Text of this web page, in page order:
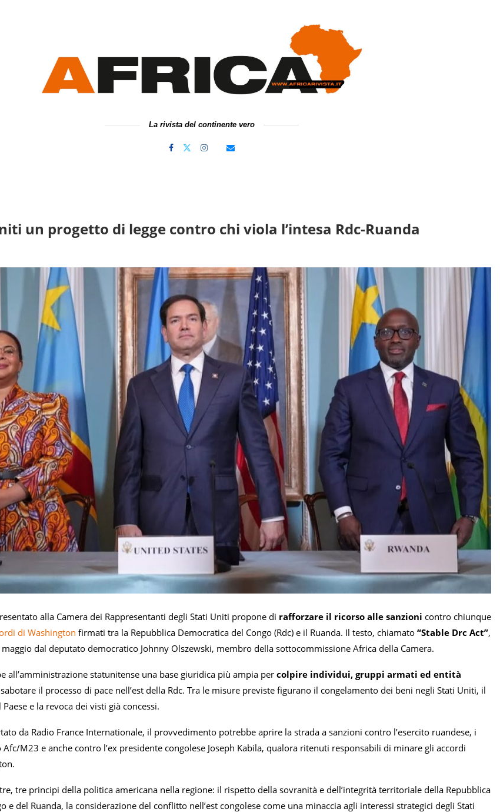
La rivista del continente vero
un progetto di legge contro chi viola l’intesa Rdc-Ruanda
alla Camera dei Rappresentanti degli Stati Uniti propone di rafforzare il ricorso alle sanzioni contro chiunque
di Washington firmati tra la Repubblica Democratica del Congo (Rdc) e il Ruanda. Il testo, chiamato “Stable Drc Act”,
dal deputato democratico Johnny Olszewski, membro della sottocommissione Africa della Camera.
all’amministrazione statunitense una base giuridica più ampia per colpire individui, gruppi armati ed entità
il processo di pace nell’est della Rdc. Tra le misure previste figurano il congelamento dei beni negli Stati Uniti, il
e la revoca dei visti già concessi.
da Radio France Internationale, il provvedimento potrebbe aprire la strada a sanzioni contro l’esercito ruandese, i
M23 e anche contro l’ex presidente congolese Joseph Kabila, qualora ritenuti responsabili di minare gli accordi
tre principi della politica americana nella regione: il rispetto della sovranità e dell’integrità territoriale della Repubblica
e del Ruanda, la considerazione del conflitto nell’est congolese come una minaccia agli interessi strategici degli Stati